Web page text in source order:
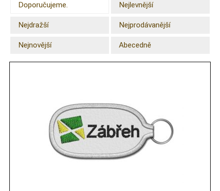
Doporučujeme. Nejlevnější
Nejdražší Nejprodávanější
Nejnovější Abecedně